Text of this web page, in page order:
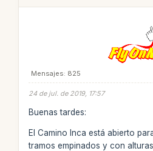
Mensajes: 825
24 de jul. de 2019, 17:57
Buenas tardes:
El Camino Inca está abierto
tramos empinados y con